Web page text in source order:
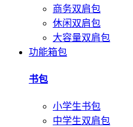
商务双肩包
休闲双肩包
大容量双肩包
功能箱包
书包
小学生书包
中学生双肩包